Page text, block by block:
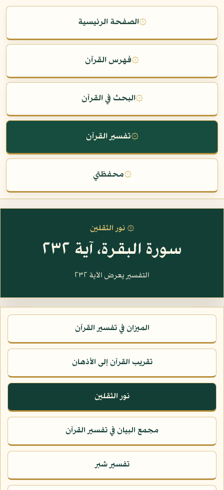
۞الصفحة الرئيسية
۞فهرس القرآن
۞البحث في القرآن
۞تفسير القرآن
۞محفظتي
۞ نور الثقلين
سورة البقرة، آية ٢٣٢
التفسير يعرض الآية ٢٣٢
الميزان في تفسير القرآن
تقريب القرآن إلى الأذهان
نور الثقلين
مجمع البيان في تفسير القرآن
تفسير شبر